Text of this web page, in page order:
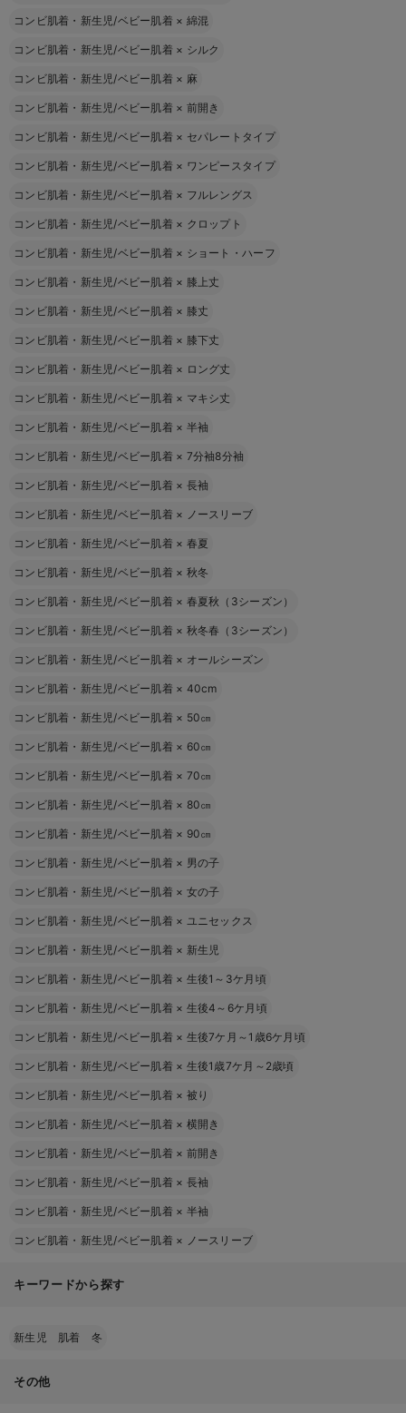
コンビ肌着・新生児/ベビー肌着 × 綿混
コンビ肌着・新生児/ベビー肌着 × シルク
コンビ肌着・新生児/ベビー肌着 × 麻
コンビ肌着・新生児/ベビー肌着 × 前開き
コンビ肌着・新生児/ベビー肌着 × セパレートタイプ
コンビ肌着・新生児/ベビー肌着 × ワンピースタイプ
コンビ肌着・新生児/ベビー肌着 × フルレングス
コンビ肌着・新生児/ベビー肌着 × クロップト
コンビ肌着・新生児/ベビー肌着 × ショート・ハーフ
コンビ肌着・新生児/ベビー肌着 × 膝上丈
コンビ肌着・新生児/ベビー肌着 × 膝丈
コンビ肌着・新生児/ベビー肌着 × 膝下丈
コンビ肌着・新生児/ベビー肌着 × ロング丈
コンビ肌着・新生児/ベビー肌着 × マキシ丈
コンビ肌着・新生児/ベビー肌着 × 半袖
コンビ肌着・新生児/ベビー肌着 × 7分袖8分袖
コンビ肌着・新生児/ベビー肌着 × 長袖
コンビ肌着・新生児/ベビー肌着 × ノースリーブ
コンビ肌着・新生児/ベビー肌着 × 春夏
コンビ肌着・新生児/ベビー肌着 × 秋冬
コンビ肌着・新生児/ベビー肌着 × 春夏秋（3シーズン）
コンビ肌着・新生児/ベビー肌着 × 秋冬春（3シーズン）
コンビ肌着・新生児/ベビー肌着 × オールシーズン
コンビ肌着・新生児/ベビー肌着 × 40cm
コンビ肌着・新生児/ベビー肌着 × 50㎝
コンビ肌着・新生児/ベビー肌着 × 60㎝
コンビ肌着・新生児/ベビー肌着 × 70㎝
コンビ肌着・新生児/ベビー肌着 × 80㎝
コンビ肌着・新生児/ベビー肌着 × 90㎝
コンビ肌着・新生児/ベビー肌着 × 男の子
コンビ肌着・新生児/ベビー肌着 × 女の子
コンビ肌着・新生児/ベビー肌着 × ユニセックス
コンビ肌着・新生児/ベビー肌着 × 新生児
コンビ肌着・新生児/ベビー肌着 × 生後1～3ケ月頃
コンビ肌着・新生児/ベビー肌着 × 生後4～6ケ月頃
コンビ肌着・新生児/ベビー肌着 × 生後7ケ月～1歳6ケ月頃
コンビ肌着・新生児/ベビー肌着 × 生後1歳7ケ月～2歳頃
コンビ肌着・新生児/ベビー肌着 × 被り
コンビ肌着・新生児/ベビー肌着 × 横開き
コンビ肌着・新生児/ベビー肌着 × 前開き
コンビ肌着・新生児/ベビー肌着 × 長袖
コンビ肌着・新生児/ベビー肌着 × 半袖
コンビ肌着・新生児/ベビー肌着 × ノースリーブ
キーワードから探す
新生児 肌着 冬
その他